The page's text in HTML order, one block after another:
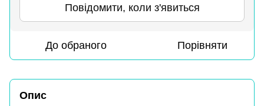
Повідомити, коли з'явиться
До обраного Порівняти
Опис